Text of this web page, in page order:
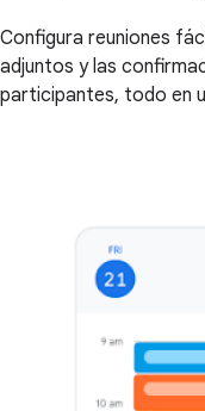
Configura reuniones
adjuntos y las
participantes, todo en